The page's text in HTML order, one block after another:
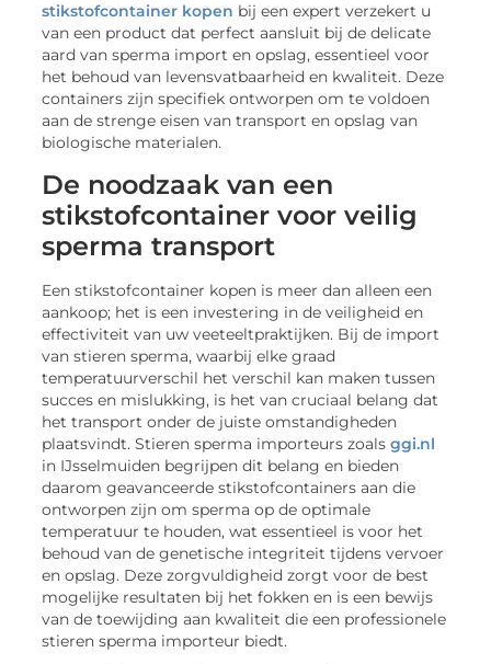
stikstofcontainer kopen bij een expert verzekert u
van een product dat perfect aansluit bij de delicate
aard van sperma import en opslag, essentieel voor
het behoud van levensvatbaarheid en kwaliteit. Deze
containers zijn specifiek ontworpen om te voldoen
aan de strenge eisen van transport en opslag van
biologische materialen.
De noodzaak van een
stikstofcontainer voor veilig
sperma transport
Een stikstofcontainer kopen is meer dan alleen een
aankoop; het is een investering in de veiligheid en
effectiviteit van uw veeteeltpraktijken. Bij de import
van stieren sperma, waarbij elke graad
temperatuurverschil het verschil kan maken tussen
succes en mislukking, is het van cruciaal belang dat
het transport onder de juiste omstandigheden
plaatsvindt. Stieren sperma importeurs zoalsggi.nl
in IJsselmuiden begrijpen dit belang en bieden
daarom geavanceerde stikstofcontainers aan die
ontworpen zijn om sperma op de optimale
temperatuur te houden, wat essentieel is voor het
behoud van de genetische integriteit tijdens vervoer
en opslag. Deze zorgvuldigheid zorgt voor de best
mogelijke resultaten bij het fokken en is een bewijs
van de toewijding aan kwaliteit die een professionele
stieren sperma importeur biedt.